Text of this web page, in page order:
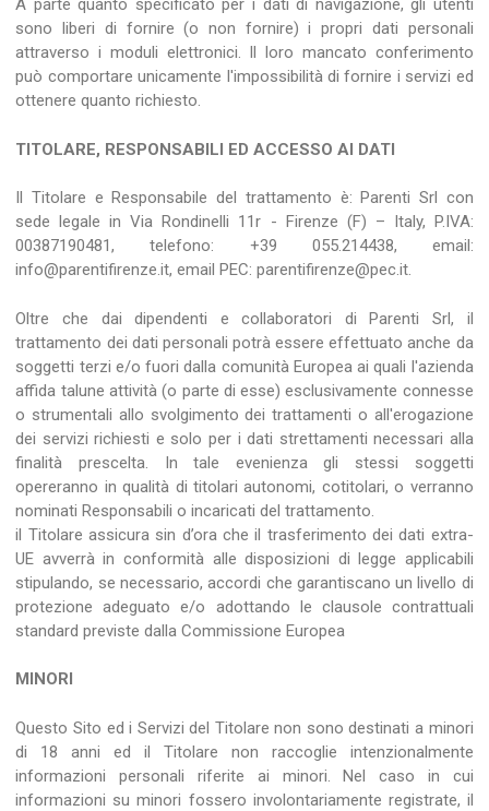
A parte quanto specificato per i dati di navigazione, gli utenti
sono liberi di fornire (o non fornire) i propri dati personali
attraverso i moduli elettronici. Il loro mancato conferimento
può comportare unicamente l'impossibilità di fornire i servizi ed
ottenere quanto richiesto.
TITOLARE, RESPONSABILI ED ACCESSO AI DATI
Il Titolare e Responsabile del trattamento è: Parenti Srl con
sede legale in Via Rondinelli 11r - Firenze (F) – Italy, P.IVA:
00387190481, telefono: +39 055.214438, email:
info@parentifirenze.it, email PEC: parentifirenze@pec.it.
Oltre che dai dipendenti e collaboratori di Parenti Srl, il
trattamento dei dati personali potrà essere effettuato anche da
soggetti terzi e/o fuori dalla comunità Europea ai quali l'azienda
affida talune attività (o parte di esse) esclusivamente connesse
o strumentali allo svolgimento dei trattamenti o all'erogazione
dei servizi richiesti e solo per i dati strettamenti necessari alla
finalità prescelta. In tale evenienza gli stessi soggetti
opereranno in qualità di titolari autonomi, cotitolari, o verranno
nominati Responsabili o incaricati del trattamento.
il Titolare assicura sin d’ora che il trasferimento dei dati extra-
UE avverrà in conformità alle disposizioni di legge applicabili
stipulando, se necessario, accordi che garantiscano un livello di
protezione adeguato e/o adottando le clausole contrattuali
standard previste dalla Commissione Europea
MINORI
Questo Sito ed i Servizi del Titolare non sono destinati a minori
di 18 anni ed il Titolare non raccoglie intenzionalmente
informazioni personali riferite ai minori. Nel caso in cui
informazioni su minori fossero involontariamente registrate, il